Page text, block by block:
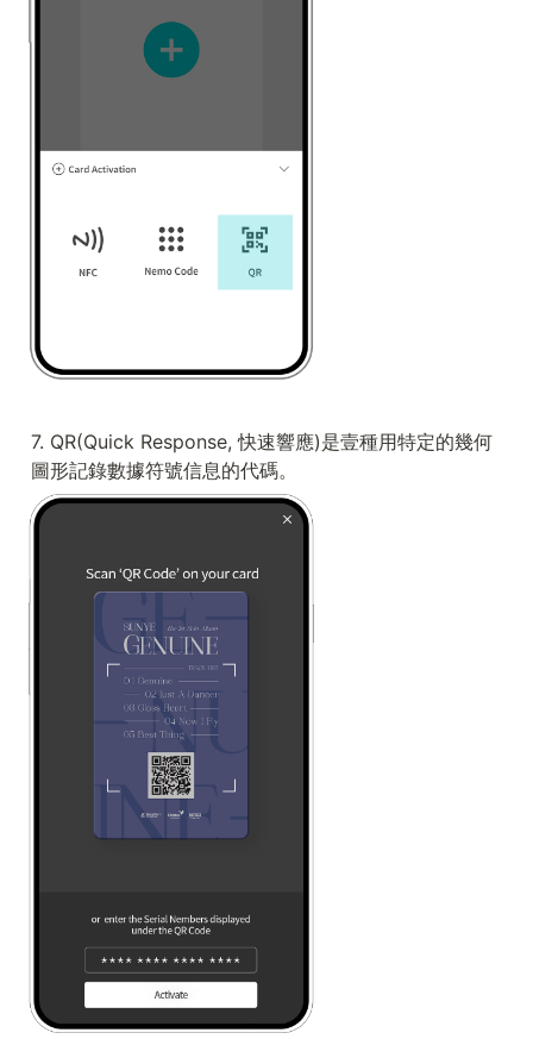
7. QR(Quick Response, 快速響應)是壹種用特定的幾何
圖形記錄數據符號信息的代碼。